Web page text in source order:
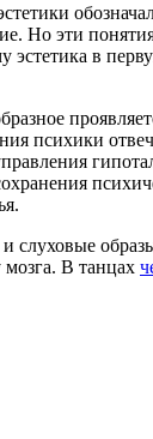
Но эти
эстетика в
психики
слуховые
В танцах